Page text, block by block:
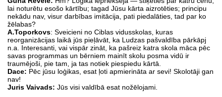
lai noturētu esošo kārtību; tagad Jūsu kārta aizrotēties; principu
nekādu nav, visur darbības imitācija, pati piedalāties, tad par ko
žēlabas?
A.Toporkovs: Sveicieni no Ciblas vidusskolas, kuras
reorganizācijas laikā jūs pieļāvāt, ka Ludzas pašvaldība pārkāpj
n.a. Interesanti, vai vispār zināt, ka pašreiz katra skola māca pēc
savas programmas un bērniem mainīt skolu posma vidū ir
traumējoši, pie tam, ja tas notiek piespiedu kārtā.
Dace: Pēc jūsu loģikas, esat ļoti apmierināta ar sevi! Skolotāji gan
nav!
Juris Vaivads: Jūs visi valdībā esat nožēlojami.